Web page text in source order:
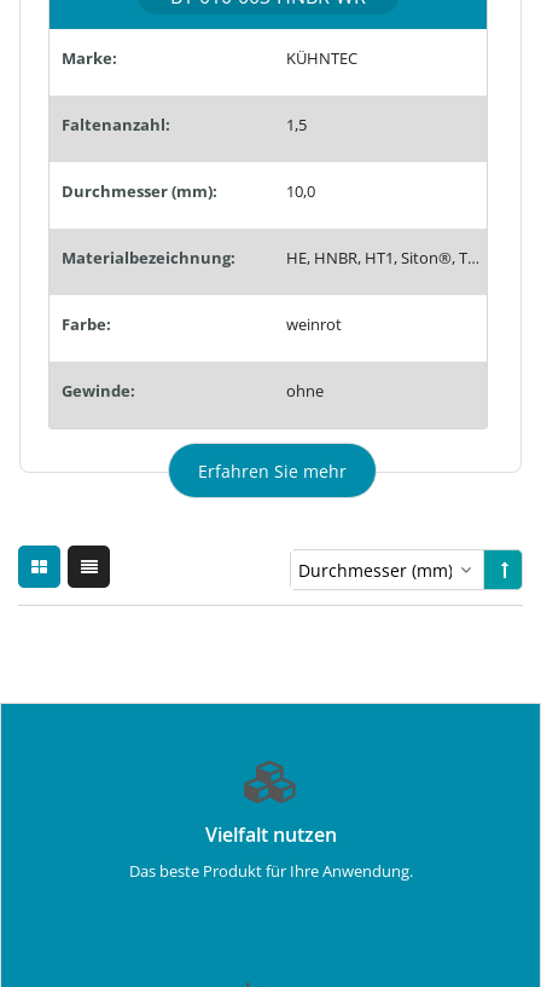
Marke: KÜHNTEC
Faltenanzahl: 1,5
Durchmesser (mm): 10,0
Materialbezeichnung: HE, HNBR, HT1, Siton®, Tempaflex, Therban®, Thermalon®
Farbe: weinrot
Gewinde: ohne
Erfahren Sie mehr
Vielfalt nutzen
Das beste Produkt für Ihre Anwendung.